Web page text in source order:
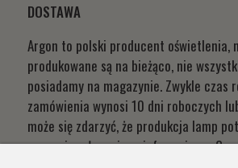
DOSTAWA
Argon to polski producent oświetlenia,
produkowane są na bieżąco, nie
posiadamy na magazynie. Zwykle czas
zamówienia wynosi 10 dni roboczych
może się zdarzyć, że produkcja lamp
czym niezwłocznie poinformujemy.